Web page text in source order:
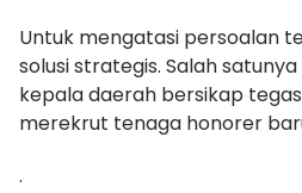
Untuk mengatasi persoalan
solusi strategis. Salah
kepala daerah bersikap
merekrut tenaga honorer
.